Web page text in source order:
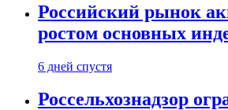
Российский рынок
ростом основных
6 дней спустя
Россельхознадзор